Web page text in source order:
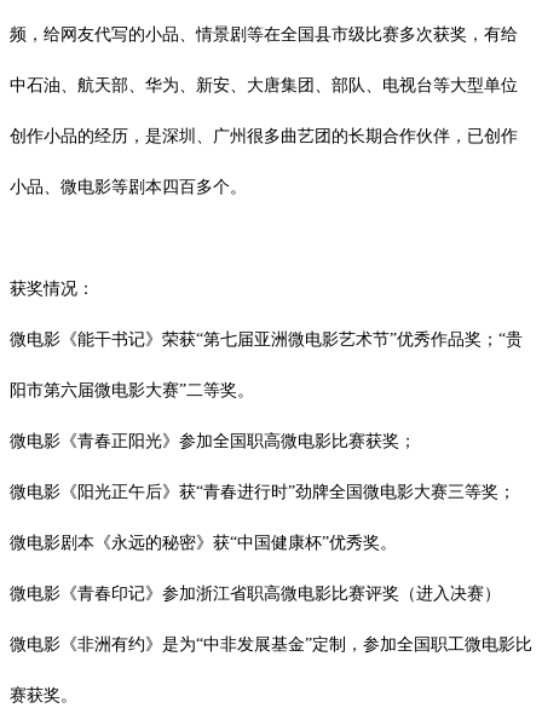
频，给网友代写的小品、情景剧等在全国县市级比赛多次获奖，有给
中石油、航天部、华为、新安、大唐集团、部队、电视台等大型单位
创作小品的经历，是深圳、广州很多曲艺团的长期合作伙伴，已创作
小品、微电影等剧本四百多个。
获奖情况：
微电影《能干书记》荣获“第七届亚洲微电影艺术节”优秀作品奖；“贵
阳市第六届微电影大赛”二等奖。
微电影《青春正阳光》参加全国职高微电影比赛获奖；
微电影《阳光正午后》获“青春进行时”劲牌全国微电影大赛三等奖；
微电影剧本《永远的秘密》获“中国健康杯”优秀奖。
微电影《青春印记》参加浙江省职高微电影比赛评奖（进入决赛）
微电影《非洲有约》是为“中非发展基金”定制，参加全国职工微电影比
赛获奖。